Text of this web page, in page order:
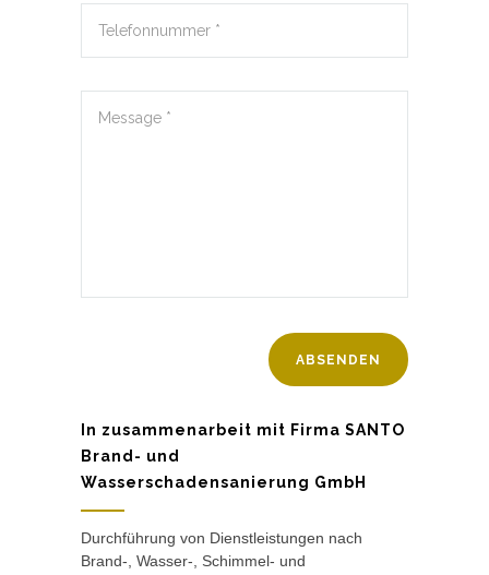
In zusammenarbeit mit Firma SANTO
Brand- und
Wasserschadensanierung GmbH
Durchführung von Dienstleistungen nach
Brand-, Wasser-, Schimmel- und